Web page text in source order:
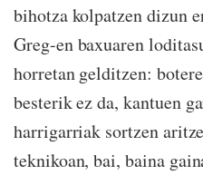
bihotza kolpatzen dizun
Greg-en baxuaren
horretan gelditzen:
besterik ez da, kantuen
harrigarriak sortzen
teknikoan, bai, baina